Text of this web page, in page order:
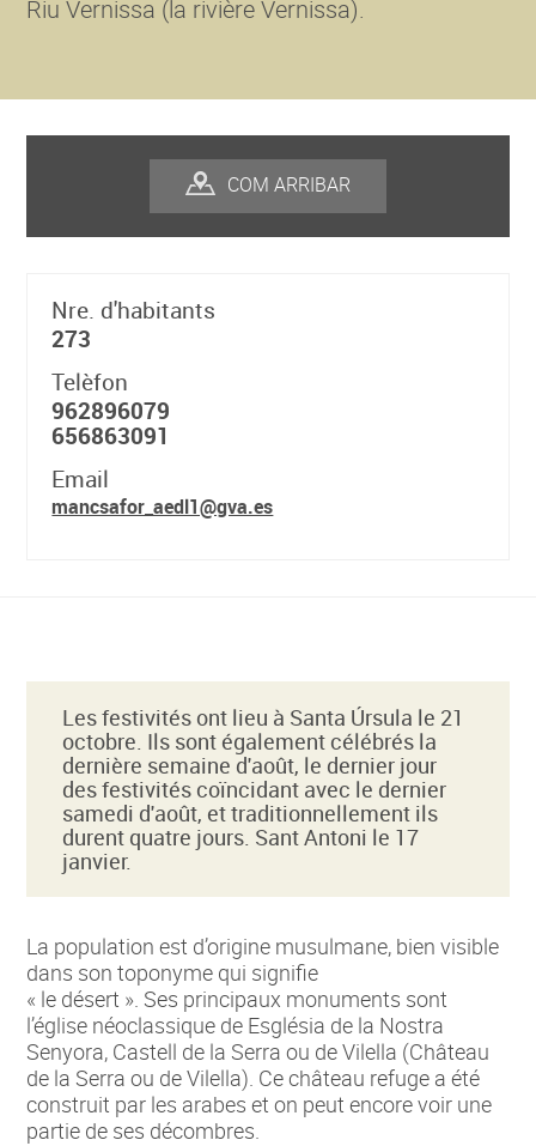
Riu Vernissa (la rivière Vernissa).
COM ARRIBAR
Nre. d'habitants
273
Telèfon
962896079
656863091
Email
mancsafor_aedl1@gva.es
Les festivités ont lieu à Santa Úrsula le 21
octobre. Ils sont également célébrés la
dernière semaine d'août, le dernier jour
des festivités coïncidant avec le dernier
samedi d'août, et traditionnellement ils
durent quatre jours. Sant Antoni le 17
janvier.
La population est d’origine musulmane, bien visible
dans son toponyme qui signifie
« le désert ». Ses principaux monuments sont
l’église néoclassique de Església de la Nostra
Senyora, Castell de la Serra ou de Vilella (Château
de la Serra ou de Vilella). Ce château refuge a été
construit par les arabes et on peut encore voir une
partie de ses décombres.